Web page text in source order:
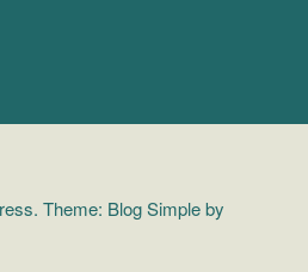
Theme: Blog Simple by